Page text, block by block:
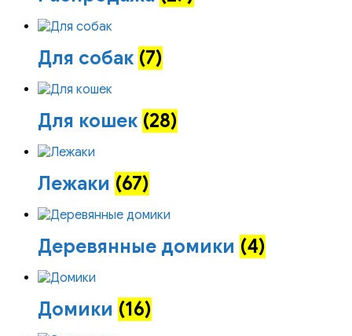
Для собак (7)
Для кошек (28)
Лежаки (67)
Деревянные домики (4)
Домики (16)